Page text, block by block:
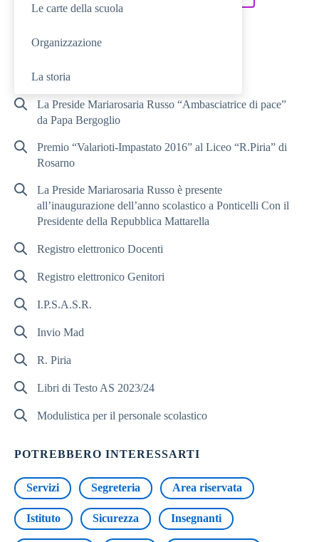
Le carte della scuola
Organizzazione
La storia
RICERCHE FREQUENTI
La Preside Mariarosaria Russo “Ambasciatrice di pace”
da Papa Bergoglio
Premio “Valarioti-Impastato 2016” al Liceo “R.Piria” di
Rosarno
La Preside Mariarosaria Russo è presente
all’inaugurazione dell’anno scolastico a Ponticelli Con il
Presidente della Repubblica Mattarella
Registro elettronico Docenti
Registro elettronico Genitori
I.P.S.A.S.R.
Invio Mad
R. Piria
Libri di Testo AS 2023/24
Modulistica per il personale scolastico
POTREBBERO INTERESSARTI
Servizi Segreteria Area riservata
Istituto Sicurezza Insegnanti